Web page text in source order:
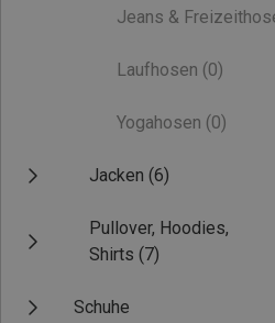
Jeans &
Laufhosen (0)
Yogahosen (0)
Jacken (6)
Pullover, Hoodies,
Shirts (7)
Schuhe